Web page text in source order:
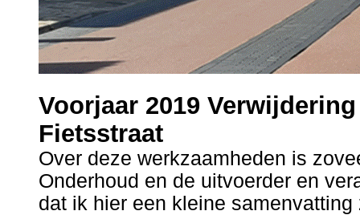
Voorjaar 2019
Fietsstraat
Over deze werkzaamheden is
Onderhoud en de uitvoerder en
dat ik hier een kleine samenvatting